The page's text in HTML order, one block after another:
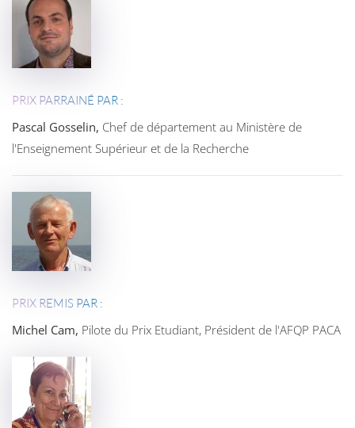
PRIX PARRAINÉ PAR :
Pascal Gosselin, Chef de département au Ministère de
l'Enseignement Supérieur et de la Recherche
PRIX REMIS PAR :
Michel Cam, Pilote du Prix Etudiant, Président de l'AFQP PACA